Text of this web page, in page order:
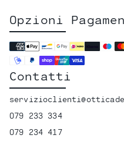
Opzioni
Contatti
079 233 334
079 234 417